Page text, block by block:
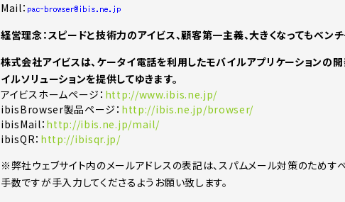
Mail：
経営理念：スピードと技術力のアイビス、顧客第一主義、大きくなってもベン
株式会社アイビスは、ケータイ電話を利用したモバイルアプリケーションの
イルソリューションを提供してゆきます。
アイビスホームページ： http://www.ibis.ne.jp/
ibisBrowser製品ページ： http://ibis.ne.jp/browser/
ibisMail： http://ibis.ne.jp/mail/
ibisQR： http://ibisqr.jp/
※弊社ウェブサイト内のメールアドレスの表記は、スパムメール対策のためす
手数ですが手入力してくださるようお願い致します。